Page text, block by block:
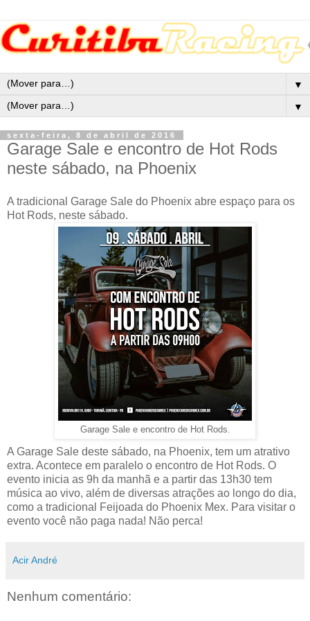
▼
▼
sexta-feira, 8 de abril de 2016
Garage Sale e encontro de Hot Rods
neste sábado, na Phoenix
A tradicional Garage Sale do Phoenix abre espaço para os
Hot Rods, neste sábado.
Garage Sale e encontro de Hot Rods.
A Garage Sale deste sábado, na Phoenix, tem um atrativo
extra. Acontece em paralelo o encontro de Hot Rods. O
evento inicia as 9h da manhã e a partir das 13h30 tem
música ao vivo, além de diversas atrações ao longo do dia,
como a tradicional Feijoada do Phoenix Mex. Para visitar o
evento você não paga nada! Não perca!
Acir André
Nenhum comentário: